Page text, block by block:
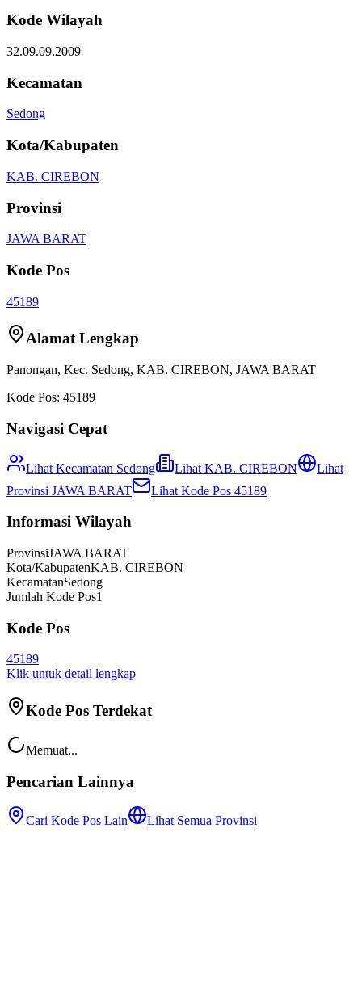
Kode Wilayah
32.09.09.2009
Kecamatan
Sedong
Kota/Kabupaten
KAB. CIREBON
Provinsi
JAWA BARAT
Kode Pos
45189
Alamat Lengkap
Panongan, Kec. Sedong, KAB. CIREBON, JAWA BARAT
Kode Pos: 45189
Navigasi Cepat
Lihat Kecamatan Sedong Lihat KAB. CIREBON
Lihat
Provinsi JAWA BARAT Lihat Kode Pos 45189
Informasi Wilayah
ProvinsiJAWA BARAT
Kota/KabupatenKAB. CIREBON
KecamatanSedong
Jumlah Kode Pos1
Kode Pos
45189
Klik untuk detail lengkap
Kode Pos Terdekat
Memuat...
Pencarian Lainnya
Cari Kode Pos Lain Lihat Semua Provinsi